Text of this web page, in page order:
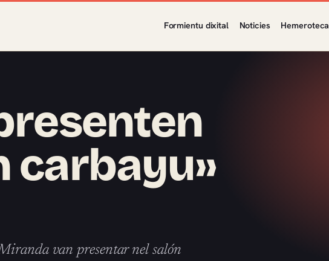
Formientu dixital Noticies Hemeroteca
carbayu»
van presentar nel salón